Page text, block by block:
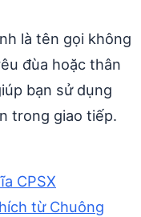
là tên gọi không
đùa hoặc thân
bạn sử dụng
trong giao tiếp.
CPSX
từ Chuông